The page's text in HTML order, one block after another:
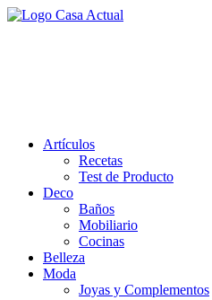
Saltar
Artículos
Recetas
Test de Producto
Deco
Baños
Mobiliario
Cocinas
Belleza
Moda
Joyas y Complementos